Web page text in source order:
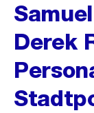
Derek